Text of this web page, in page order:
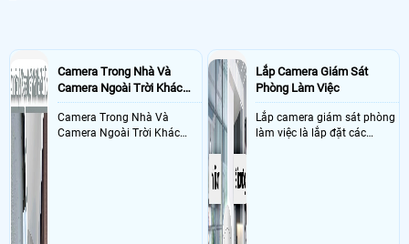
Camera Trong Nhà Và
Camera Ngoài Trời Khác
Nhau Như Thế Nào
Camera Trong Nhà Và
Camera Ngoài Trời Khác
Lắp Camera Giám Sát
Phòng Làm Việc
Lắp camera giám sát phòng
làm việc là lắp đặt các